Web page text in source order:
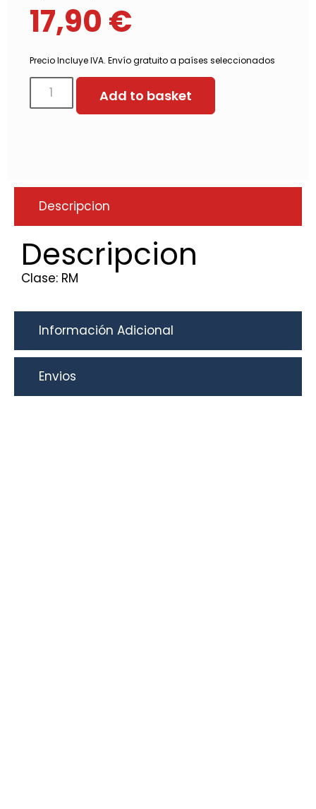
17,90 €
Precio Incluye IVA. Envío gratuito a países seleccionados
Add to basket
Descripcion
Información Adicional
Envios
Descripcion
Clase: RM